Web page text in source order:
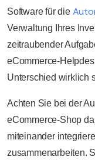
Software für die
Verwaltung Ihres
zeitraubender
eCommerce-
Unterschied wirklich
Achten Sie bei der
eCommerce-Shop
miteinander
zusammenarbeiten.